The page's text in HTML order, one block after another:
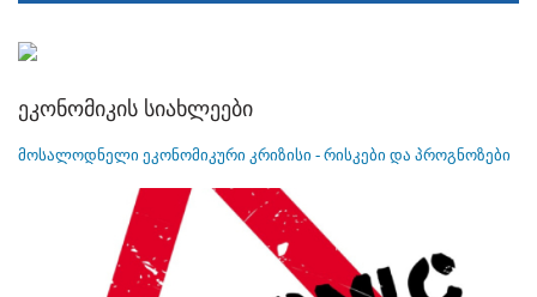
ეკონომიკის სიახლეები
მოსალოდნელი ეკონომიკური კრიზისი - რისკები და პროგნოზები